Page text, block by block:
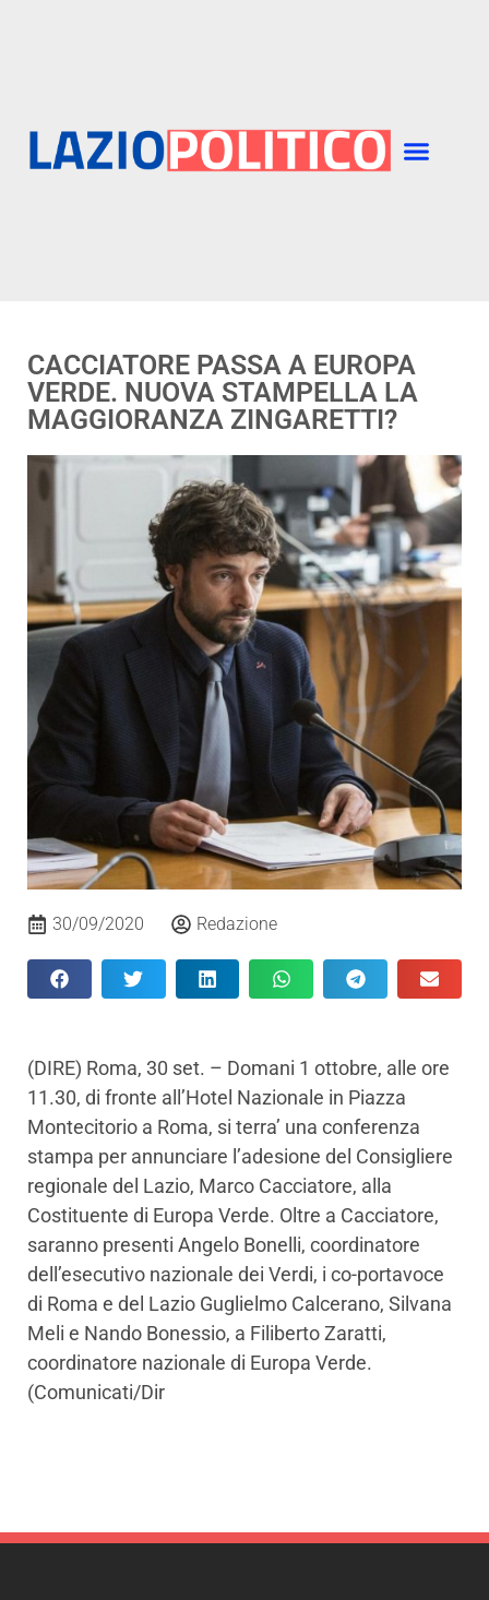
CACCIATORE PASSA A EUROPA
VERDE. NUOVA STAMPELLA LA
MAGGIORANZA ZINGARETTI?
30/09/2020 Redazione
(DIRE) Roma, 30 set. – Domani 1 ottobre, alle ore
11.30, di fronte all’Hotel Nazionale in Piazza
Montecitorio a Roma, si terra’ una conferenza
stampa per annunciare l’adesione del Consigliere
regionale del Lazio, Marco Cacciatore, alla
Costituente di Europa Verde. Oltre a Cacciatore,
saranno presenti Angelo Bonelli, coordinatore
dell’esecutivo nazionale dei Verdi, i co-portavoce
di Roma e del Lazio Guglielmo Calcerano, Silvana
Meli e Nando Bonessio, a Filiberto Zaratti,
coordinatore nazionale di Europa Verde.
(Comunicati/Dir